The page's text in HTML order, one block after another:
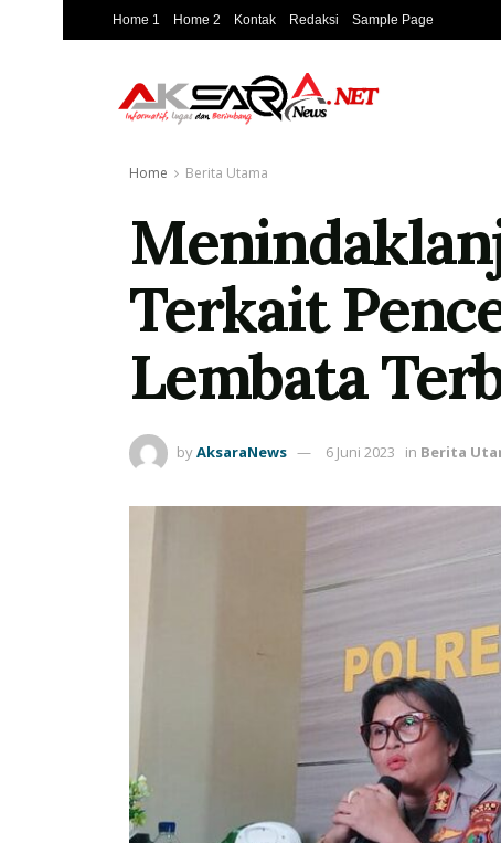
Home 1 Home 2 Kontak Redaksi Sample Page
Home Berita Utama
Terkait
Lembata
byAksaraNews 6 Juni 2023 in Berita